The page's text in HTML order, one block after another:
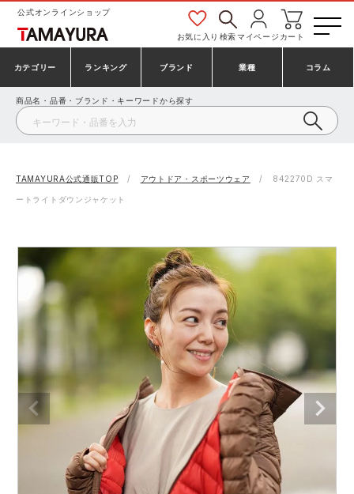
公式オンラインショップ
お気に入り 検索マイページ カート
カテゴリー
安全靴・作業靴
事務服・オフィスウェア
防寒着
作業用手袋
アウトドア・スポーツ
ワークスーツ
ランキング
安全靴ランキング
安全靴スニーカーランキング
アシックス安全靴ランキング
ミズノ安全靴ランキング
作業着ランキング
アウトドアウェアランキング
つなぎランキング
ブランド
アシックス
プーマ コンバース（CONVERSE）
アイズフロンティア TSDESIGN
寅壱 アイトス株式会社
コーコス ジーベック
クロダルマ 桑和
クレヒフク
業種
建設・建築作業服
製造・工場作業服
大工・鳶作業服
農作業服
電気・設備作業服
配達・営業作業服
自動車整備士作業服
コラム
商品名・品番・ブランド・キーワードから探す
TAMAYURA公式通販TOP アウトドア・スポーツウェア 842270D スマ
ートライトダウンジャケット